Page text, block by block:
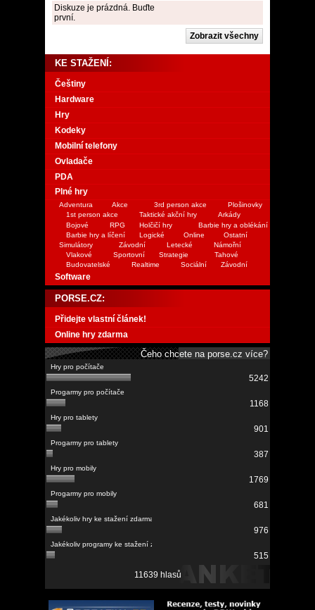
Diskuze je prázdná. Buďte
první.
KE STAŽENÍ:
Češtiny
Hardware
Hry
Kodeky
Mobilní telefony
Ovladače
PDA
Plné hry
Adventura Akce 3rd person akce
Plošinovky
1st person akce
Taktické akční hry
Arkády
Bojové
RPG Holčičí hry
Barbie hry a oblékání
Barbie hry a líčení
Logické Online
Ostatní
Simulátory
Závodní Letecké
Námořní
Vlakové
Sportovní Strategie
Tahové
Budovatelské
Realtime Sociální Závodní
Software
PORSE.CZ:
Přidejte vlastní článek!
Online hry zdarma
Čeho chcete na porse.cz více?
5242
1168
901
387
1769
681
976
515
11639 hlasů